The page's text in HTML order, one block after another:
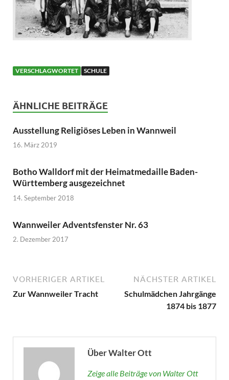
VERSCHLAGWORTET SCHULE
ÄHNLICHE BEITRÄGE
Ausstellung Religiöses Leben in Wannweil
16. März 2019
Botho Walldorf mit der Heimatmedaille Baden-
Württemberg ausgezeichnet
14. September 2018
Wannweiler Adventsfenster Nr. 63
2. Dezember 2017
VORHERIGER ARTIKEL
Zur Wannweiler Tracht
NÄCHSTER ARTIKEL
Schulmädchen Jahrgänge
1874 bis 1877
Über Walter Ott
Zeige alle Beiträge von Walter Ott